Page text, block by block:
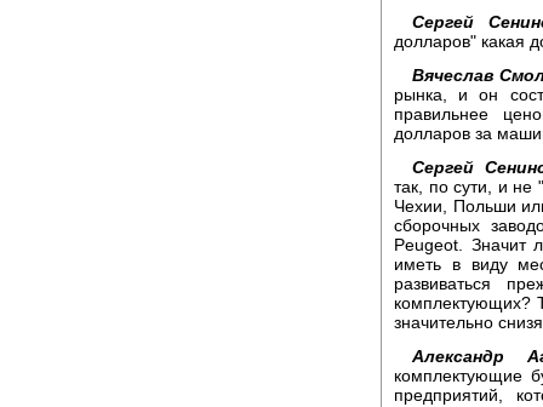
Сергей
долларов" какая
Вячеслав
рынка, и он
правильнее
долларов за
Сергей
так, по сути, и
Чехии, Польши
сборочных
Peugeot. Значит
иметь в виду
развиваться
комплектующих?
значительно
Александр
комплектующие
предприятий,